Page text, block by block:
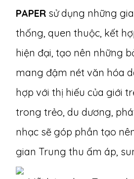
PAPER sử dụng những
thống, quen thuộc, kết
hiện đại, tạo nên những
mang đậm nét văn hóa
hợp với thị hiếu của giới
trong trẻo, du dương,
nhạc sẽ góp phần tạo
gian Trung thu ấm áp,